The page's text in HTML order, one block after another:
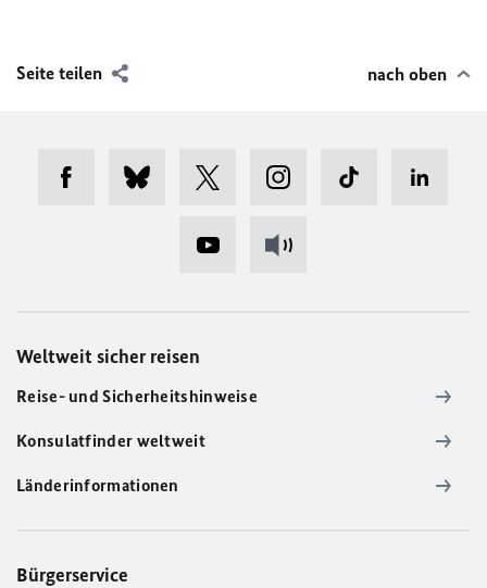
Seite teilen nach oben
Weltweit sicher reisen
Reise- und Sicherheitshinweise
Konsulatfinder weltweit
Länderinformationen
Bürgerservice